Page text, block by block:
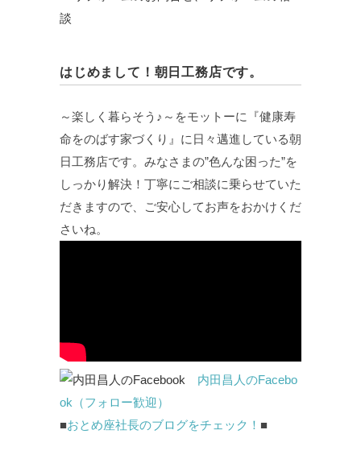
はじめまして！朝日工務店です。
～楽しく暮らそう♪～をモットーに『健康寿
命をのばす家づくり』に日々邁進している朝
日工務店です。みなさまの”色んな困った”を
しっかり解決！丁寧にご相談に乗らせていた
だきますので、ご安心してお声をおかけくだ
さいね。
内田昌人のFacebo
ok（フォロー歓迎）
■おとめ座社長のブログをチェック！ ■